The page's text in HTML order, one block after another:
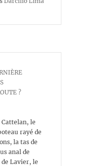
?
Cattelan, le
rayé de
la tas de
anal de
Lavier, le